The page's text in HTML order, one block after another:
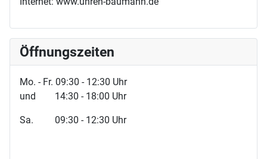
Öffnungszeiten
Mo. - Fr. 09:30 - 12:30 Uhr
und 14:30 - 18:00 Uhr
Sa. 09:30 - 12:30 Uhr